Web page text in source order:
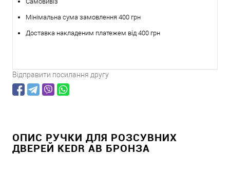
Мінімальна сума замовлення 400 грн
Доставка накладеним платежем від 400 грн
Відправити посилання другу
ОПИС РУЧКИ ДЛЯ РОЗСУВНИХ
ДВЕРЕЙ KEDR AB БРОНЗА